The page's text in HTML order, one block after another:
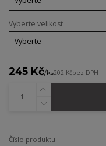
Vyberte velikost
245 Kč/ks202 Kčbez DPH
Číslo produktu: